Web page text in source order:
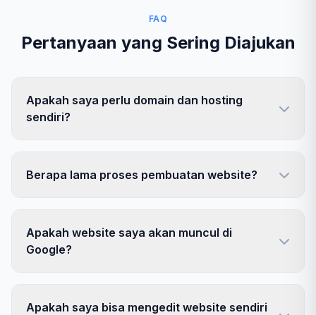
FAQ
Pertanyaan yang Sering Diajukan
Apakah saya perlu domain dan hosting
sendiri?
Berapa lama proses pembuatan website?
Apakah website saya akan muncul di
Google?
Apakah saya bisa mengedit website sendiri